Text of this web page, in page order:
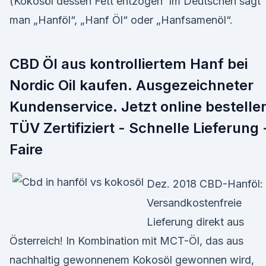
man „Hanföl“, „Hanf Öl“ oder „Hanfsamenöl“.
CBD Öl aus kontrolliertem Hanf bei
Nordic Oil kaufen. Ausgezeichneter
Kundenservice. Jetzt online
TÜV Zertifiziert - Schnelle Lieferung
Faire
Dez. 2018 CBD-Hanföl:
Versandkostenfreie
Lieferung direkt aus
Österreich! In Kombination mit MCT-Öl, das aus
nachhaltig gewonnenem Kokosöl gewonnen wird,